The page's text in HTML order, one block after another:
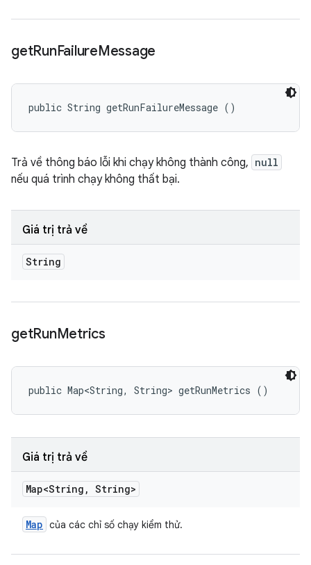
getRunFailureMessage
public String getRunFailureMessage ()
Trả về thông báo lỗi khi chạy không thành công, null
nếu quá trình chạy không thất bại.
Giá trị trả về
String
getRunMetrics
public Map<String, String> getRunMetrics ()
Giá trị trả về
Map<String , String>
Map của các chỉ số chạy kiểm thử.